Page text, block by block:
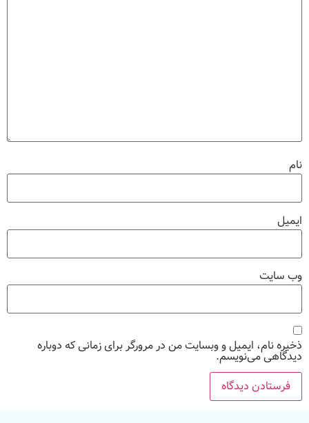
نام
ایمیل
وب‌ سایت
ذخیره نام، ایمیل و وبسایت من در مرورگر برای زمانی که دوباره
دیدگاهی می‌نویسم.